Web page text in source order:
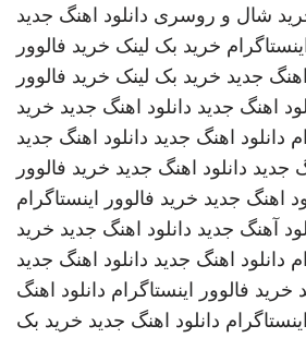
شال و روسری دانلود اهنگ جدید
خرید بک لینک خرید فالوور
اهنگ جدید خرید بک لینک خرید فالوور
اهنگ جدید دانلود اهنگ جدید خرید
دانلود اهنگ جدید دانلود اهنگ جدید
جدید دانلود اهنگ جدید خرید فالوور
اهنگ جدید خرید فالوور اینستاگرام
آهنگ جدید دانلود اهنگ جدید خرید
دانلود اهنگ جدید دانلود اهنگ جدید
خرید فالوور اینستاگرام دانلود اهنگ
دانلود اهنگ جدید خرید بک